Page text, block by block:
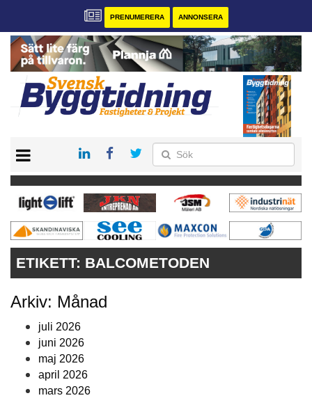
PRENUMERERA ANNONSERA
PRENUMERERA
VÅRA ANDRA MAGASIN
ANNONSERA
KONTAKT
ETIKETT: BALCOMETODEN
Arkiv: Månad
juli 2026
juni 2026
maj 2026
april 2026
mars 2026